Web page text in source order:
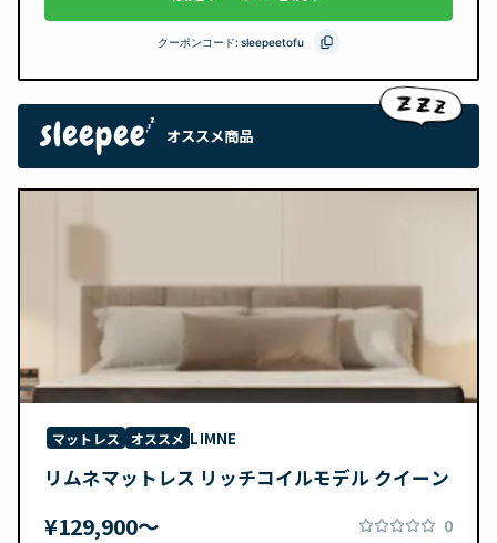
クーポンコード: sleepeetofu
オススメ商品
マットレス オススメ LIMNE
リムネマットレス リッチコイルモデル クイーン
¥129,900〜 0